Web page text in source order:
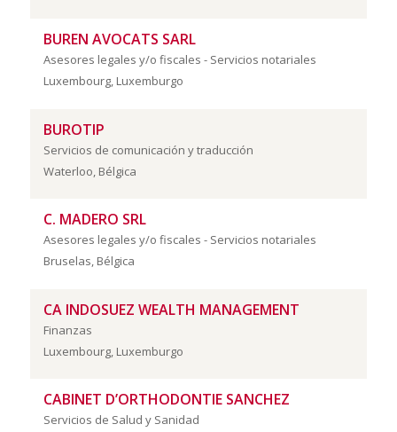
BUREN AVOCATS SARL
Asesores legales y/o fiscales - Servicios notariales
Luxembourg, Luxemburgo
BUROTIP
Servicios de comunicación y traducción
Waterloo, Bélgica
C. MADERO SRL
Asesores legales y/o fiscales - Servicios notariales
Bruselas, Bélgica
CA INDOSUEZ WEALTH MANAGEMENT
Finanzas
Luxembourg, Luxemburgo
CABINET D’ORTHODONTIE SANCHEZ
Servicios de Salud y Sanidad